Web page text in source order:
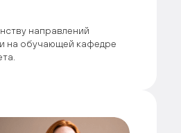
направлений
на обучающей кафедре